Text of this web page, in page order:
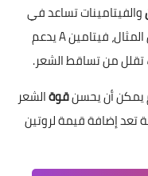
والفيتامينات تساعد في
تقوية الشعر وتحسين لمعانه. على سبيل المثال، فيتامين A يدعم
تقلل من تساقط الشعر.
يمكن أن يحسنقوةالشعر
تعد إضافة قيمة لروتين